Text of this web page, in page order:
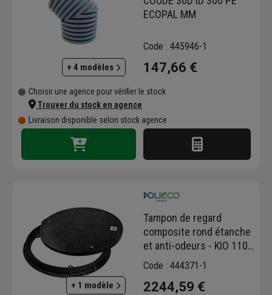
+ 4 modèles
ECOPAL MM
Code : 445946-1
147,66 €
Choisir une agence pour vérifier le stock
Trouver du stock en agence
Livraison disponible selon stock agence
+ 1 modèle
Tampon de regard
composite rond étanche
et anti-odeurs - KIO 1100
C250 - verrou et joint
SBR - Diamètre 1100 mm
Code : 444371-1
2244,59 €